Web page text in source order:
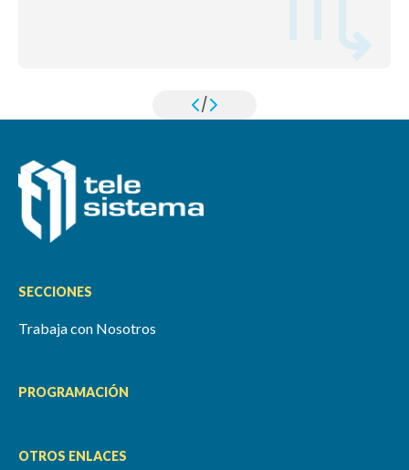
/
SECCIONES
Trabaja con Nosotros
PROGRAMACIÓN
OTROS ENLACES